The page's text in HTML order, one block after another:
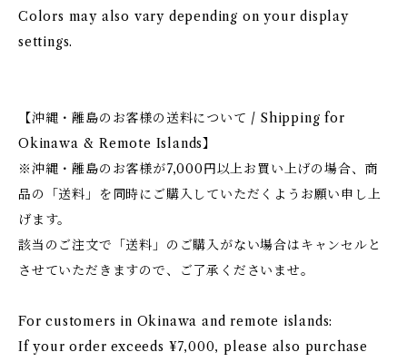
Colors may also vary depending on your display
settings.
【沖縄・離島のお客様の送料について / Shipping for
Okinawa & Remote Islands】
※沖縄・離島のお客様が7,000円以上お買い上げの場合、商
品の「送料」を同時にご購入していただくようお願い申し上
げます。
該当のご注文で「送料」のご購入がない場合はキャンセルと
させていただきますので、ご了承くださいませ。
For customers in Okinawa and remote islands:
If your order exceeds ¥7,000, please also purchase